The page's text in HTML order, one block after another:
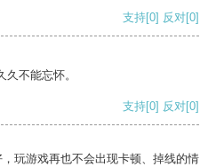
支持[0] 反对[0]
不能忘怀。
支持[0] 反对[0]
玩游戏再也不会出现卡顿、掉线的情